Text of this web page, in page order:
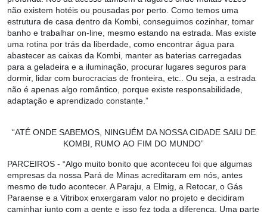
não existem hotéis ou pousadas por perto. Como temos uma
estrutura de casa dentro da Kombi, conseguimos cozinhar, tomar
banho e trabalhar on-line, mesmo estando na estrada. Mas existe
uma rotina por trás da liberdade, como encontrar água para
abastecer as caixas da Kombi, manter as baterias carregadas
para a geladeira e a iluminação, procurar lugares seguros para
dormir, lidar com burocracias de fronteira, etc.. Ou seja, a estrada
não é apenas algo romântico, porque existe responsabilidade,
adaptação e aprendizado constante.”
“ATÉ ONDE SABEMOS, NINGUÉM DA NOSSA CIDADE SAIU DE
KOMBI, RUMO AO FIM DO MUNDO”
PARCEIROS - “Algo muito bonito que aconteceu foi que algumas
empresas da nossa Pará de Minas acreditaram em nós, antes
mesmo de tudo acontecer. A Paraju, a Elmig, a Retocar, o Gás
Paraense e a Vitribox enxergaram valor no projeto e decidiram
caminhar junto com a gente e isso fez toda a diferença. Uma parte